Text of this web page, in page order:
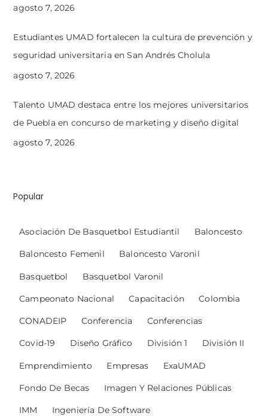
agosto 7, 2026
Estudiantes UMAD fortalecen la cultura de prevención y
seguridad universitaria en San Andrés Cholula
agosto 7, 2026
Talento UMAD destaca entre los mejores universitarios
de Puebla en concurso de marketing y diseño digital
agosto 7, 2026
Popular
Asociación De Basquetbol Estudiantil Baloncesto
Baloncesto Femenil Baloncesto Varonil
Basquetbol Basquetbol Varonil
Campeonato Nacional Capacitación Colombia
CONADEIP Conferencia Conferencias
Covid-19 Diseño Gráfico División 1 División II
Emprendimiento Empresas ExaUMAD
Fondo De Becas Imagen Y Relaciones Públicas
IMM Ingeniería De Software